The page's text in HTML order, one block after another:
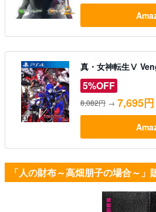
真・女神転生Ⅴ
5%OFF
8,082円 → 7,695円
「人の財布～高畑朋子の場合～」